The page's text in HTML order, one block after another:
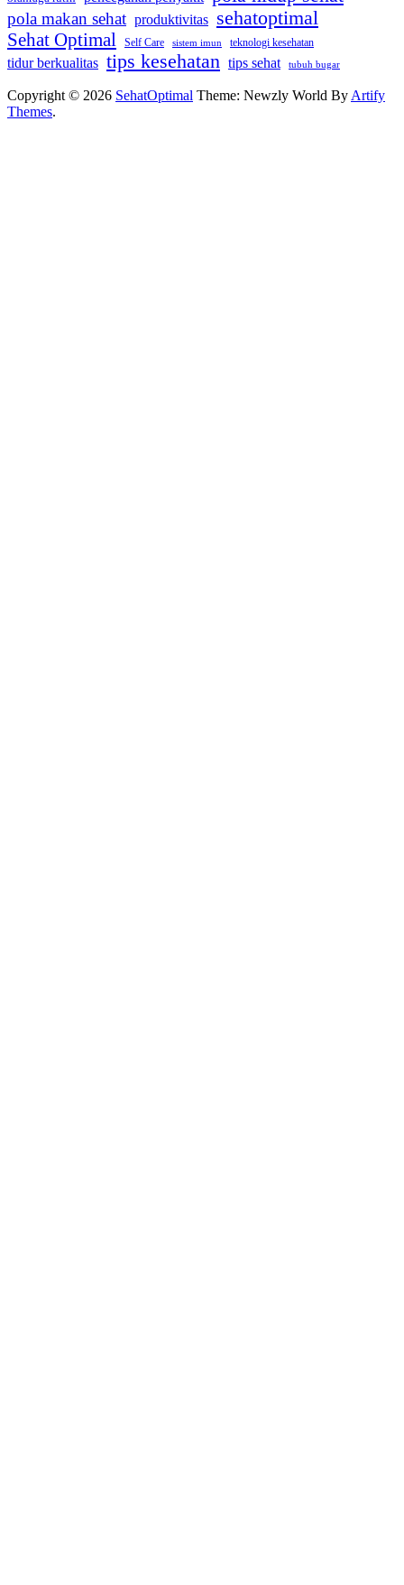
pola makan sehat produktivitas sehatoptimal
Sehat Optimal Self Care sistem imun teknologi kesehatan
tidur berkualitas tips kesehatan tips sehat tubuh bugar
Copyright © 2026 SehatOptimal Theme: Newzly World By Artify
Themes.